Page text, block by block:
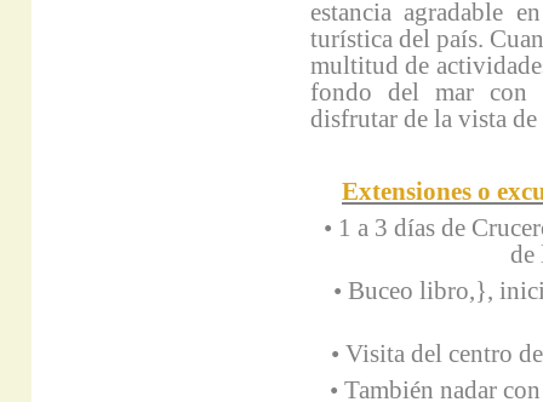
estancia agradable
turística del país.
multitud de
fondo del mar con
disfrutar de la vista de
Extensiones o
• 1 a 3 días de
de
• Buceo libro,},
• Visita del centro
• También nadar